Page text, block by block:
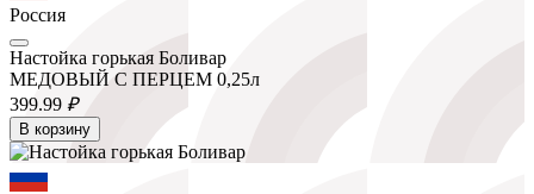
Россия
Настойка горькая Боливар
МЕДОВЫЙ С ПЕРЦЕМ 0,25л
399.99 ₽
В корзину